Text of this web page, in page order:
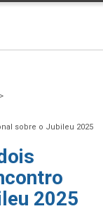
sobre o Jubileu 2025
2025